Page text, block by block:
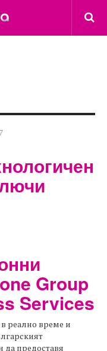
Group
Services
реално време и
да предоставя